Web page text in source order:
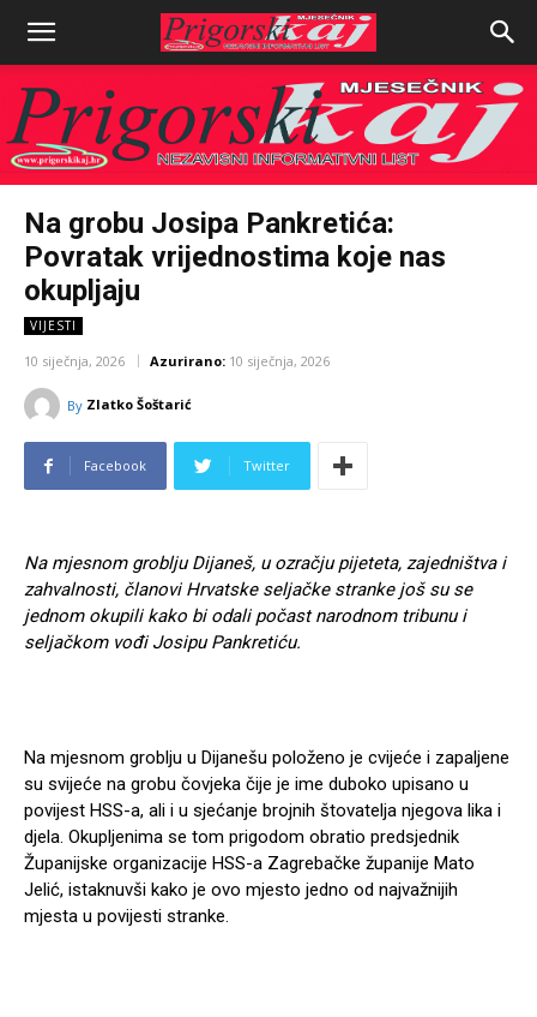
Na grobu Josipa Pankretića:
Povratak vrijednostima koje nas
okupljaju
VIJESTI
10 siječnja, 2026 Azurirano: 10 siječnja, 2026
By Zlatko Šoštarić
Facebook Twitter
Na mjesnom groblju Dijaneš, u ozračju pijeteta, zajedništva i
zahvalnosti, članovi Hrvatske seljačke stranke još su se
jednom okupili kako bi odali počast narodnom tribunu i
seljačkom vođi Josipu Pankretiću.
Na mjesnom groblju u Dijanešu položeno je cvijeće i zapaljene
su svijeće na grobu čovjeka čije je ime duboko upisano u
povijest HSS-a, ali i u sjećanje brojnih štovatelja njegova lika i
djela. Okupljenima se tom prigodom obratio predsjednik
Županijske organizacije HSS-a Zagrebačke županije Mato
Jelić, istaknuvši kako je ovo mjesto jedno od najvažnijih
mjesta u povijesti stranke.